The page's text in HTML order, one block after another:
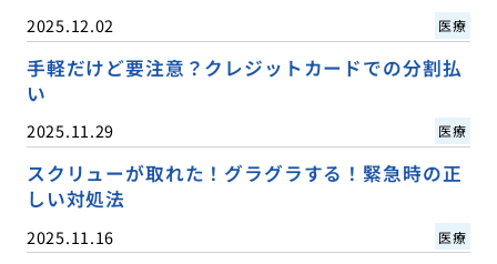
2025.12.02 医療
手軽だけど要注意？クレジットカードでの分割払
い
2025.11.29 医療
スクリューが取れた！グラグラする！緊急時の正
しい対処法
2025.11.16 医療